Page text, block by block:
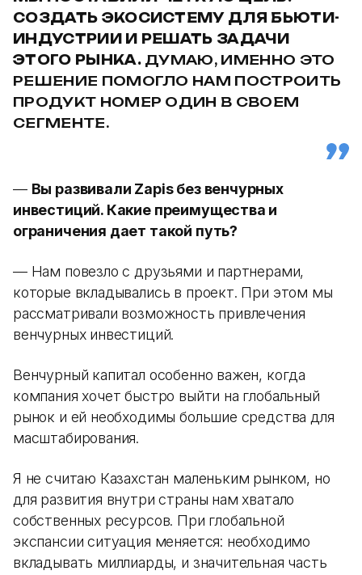
СОЗДАТЬ ЭКОСИСТЕМУ ДЛЯ БЬЮТИ-
ИНДУСТРИИ И РЕШАТЬ ЗАДАЧИ
ЭТОГО РЫНКА. ДУМАЮ, ИМЕННО ЭТО
РЕШЕНИЕ ПОМОГЛО НАМ ПОСТРОИТЬ
ПРОДУКТ НОМЕР ОДИН В СВОЕМ
СЕГМЕНТЕ.
— Вы развивали Zapis без венчурных
инвестиций. Какие преимущества и
ограничения дает такой путь?
— Нам повезло с друзьями и партнерами,
которые вкладывались в проект. При этом мы
рассматривали возможность привлечения
венчурных инвестиций.
Венчурный капитал особенно важен, когда
компания хочет быстро выйти на глобальный
рынок и ей необходимы большие средства для
масштабирования.
Я не считаю Казахстан маленьким рынком, но
для развития внутри страны нам хватало
собственных ресурсов. При глобальной
экспансии ситуация меняется: необходимо
вкладывать миллиарды, и значительная часть